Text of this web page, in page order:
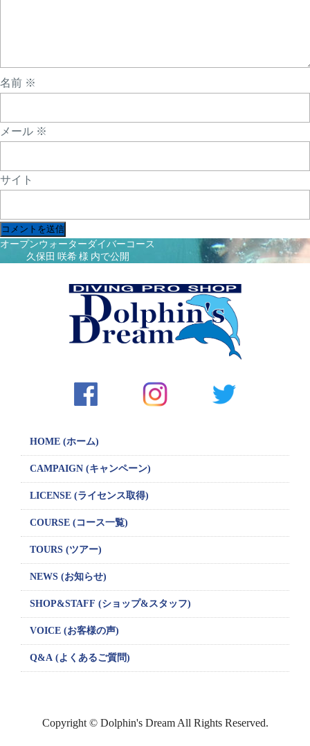
名前 ※
メール ※
サイト
投
オープンウォーターダイバーコース
久保田 咲希 様 内で公開
HOME (ホーム)
CAMPAIGN (キャンペーン)
LICENSE (ライセンス取得)
COURSE (コース一覧)
TOURS (ツアー)
NEWS (お知らせ)
SHOP&STAFF (ショップ&スタッフ)
VOICE (お客様の声)
Q&A (よくあるご質問)
Copyright © Dolphin's Dream All Rights Reserved.